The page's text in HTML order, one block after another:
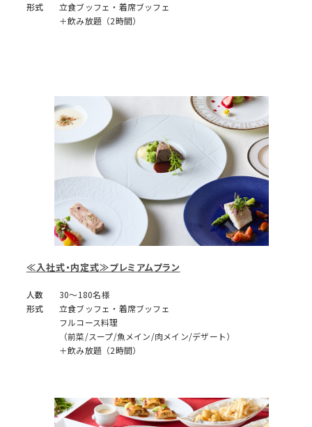
形式
立食ブッフェ・着席ブッフェ
＋飲み放題（2時間）
≪入社式・内定式≫プレミアムプラン
人数
30～180名様
形式
立食ブッフェ・着席ブッフェ
フルコース料理
（前菜/スープ/魚メイン/肉メイン/デザート）
＋飲み放題（2時間）